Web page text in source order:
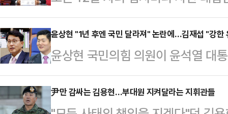
지게 될 것"…
끌던 여당이 유리한 기세를 타고 있
골들을 보고, 그 결과 여당은 대패
그의 자멸적 아집-파괴적 독선-충
비상계엄 사태 수습을 이유로 선고
선 사태 수습을 위해 자신의 선고를
의문이고, 실제 형사사건 상고심에
거의 없다고 보면 된다고 설명했다.
책임자를 선출해 해결할 수 있는 문
윤상현 "1년 후엔 국민 달라져" 논란에…김재섭 "강
윤상현 국민의힘 의원이 윤석열 대
화를 우려하는 김재섭 국민의힘 의
일, 모레, 1년 후에 국민은 또 달라
尹만 감싸는 김용현…부대원 지켜달라는 지휘관들